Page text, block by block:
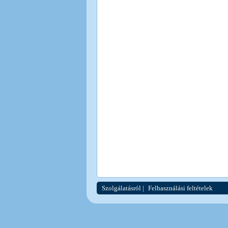
Szolgálatásról | Felhasználási feltételek